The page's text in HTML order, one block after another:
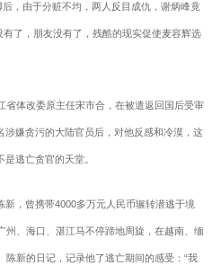
，由于分赃不均，两人反目成仇，谢炳峰竟
有了，朋友没有了，残酷的现实促使麦容辉选
体改委原主任宋市合，在被遣返回国后受审
嫌贪污的大陆官员后，对他反感和冷漠，这
逃亡贪官的天堂。
，曾携带4000多万元人民币辗转潜逃于境
州、海口、湛江马不停蹄地周旋，在越南、缅
新的日记，记录他了逃亡期间的感受：“我